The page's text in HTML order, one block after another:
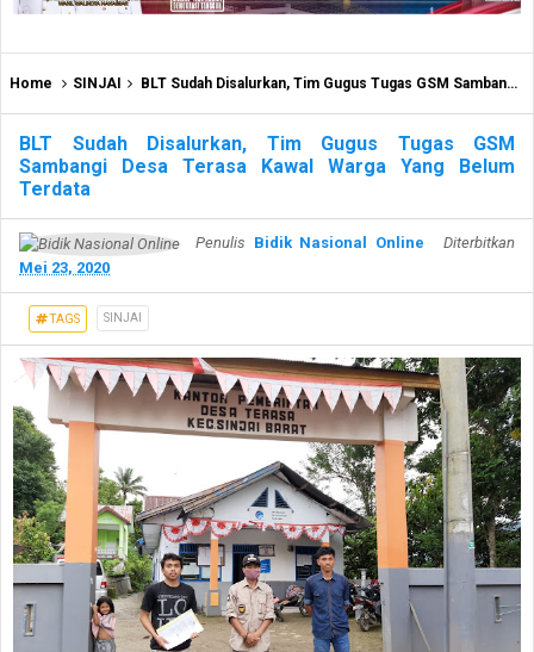
Home SINJAI BLT Sudah Disalurkan, Tim Gugus Tugas GSM Sambangi Desa Terasa Kawal Warga Yang Belum Terdata
BLT Sudah Disalurkan, Tim Gugus Tugas GSM
Sambangi Desa Terasa Kawal Warga Yang Belum
Terdata
Penulis Bidik Nasional Online
Diterbitkan
Mei 23, 2020
TAGS SINJAI